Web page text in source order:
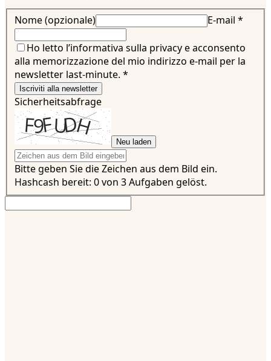
Nome (opzionale) E-mail *
Ho letto l’informativa sulla privacy e acconsento
alla memorizzazione del mio indirizzo e-mail per la
newsletter last-minute. *
Iscriviti alla newsletter
Sicherheitsabfrage
Neu laden
Bitte geben Sie die Zeichen aus dem Bild ein.
Hashcash bereit: 0 von 3 Aufgaben gelöst.